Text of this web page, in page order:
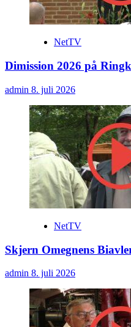
NetTV
Dimission 2026 på
admin 8. juli 2026
NetTV
Skjern Omegnens
admin 8. juli 2026